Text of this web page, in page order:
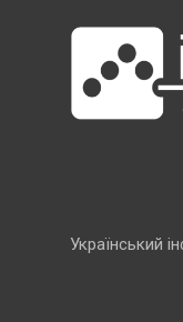
Український